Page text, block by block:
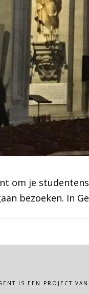
om je
bezoeken. In
IS EEN PROJECT